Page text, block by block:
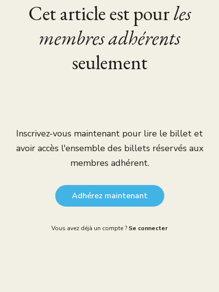
Cet article est pourles
membres adhérents
seulement
Inscrivez-vous maintenant pour lire le billet et
avoir accès l'ensemble des billets réservés aux
membres adhérent.
Adhérez maintenant
Vous avez déjà un compte ? Se connecter